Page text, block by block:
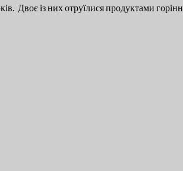
Двоє із них отруїлися продуктами